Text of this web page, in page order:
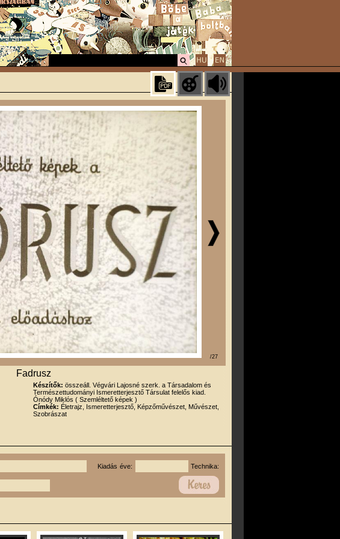
/27
Fadrusz
Készítők: összeáll. Végvári Lajosné szerk. a Társadalom és
Természettudományi Ismeretterjesztő Társulat felelős kiad.
Ónódy Miklós ( Szemléltető képek )
Címkék: Életrajz, Ismeretterjesztő, Képzőművészet, Művészet,
Szobrászat
Kiadás éve: Technika: